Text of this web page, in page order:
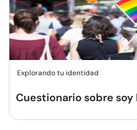
Explorando tu identidad
Cuestionario sobre soy